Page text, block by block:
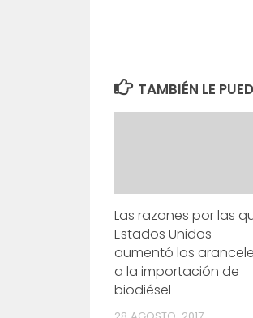
TAMBIÉN LE
Las razones por las
Estados Unidos
aumentó los
a la importación de
biodiésel